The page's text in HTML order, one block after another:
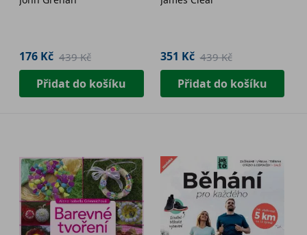
176 Kč 439 Kč
Přidat do košíku
351 Kč 439 Kč
Přidat do košíku